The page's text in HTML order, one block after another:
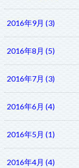
2016年9月 (3)
2016年8月 (5)
2016年7月 (3)
2016年6月 (4)
2016年5月 (1)
2016年4月 (4)